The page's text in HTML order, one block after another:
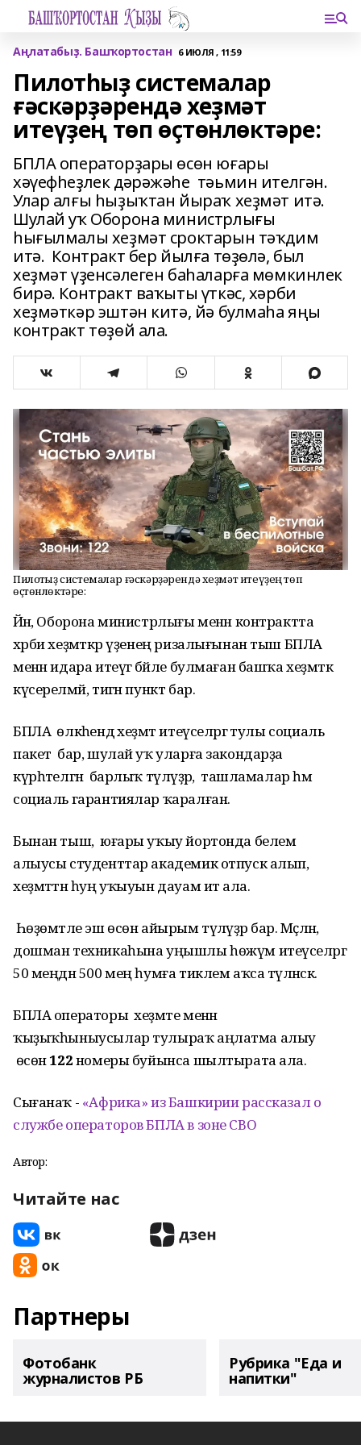
Аңлатабыҙ. Башҡортостан 6 ИЮЛЯ , 11:59
Пилотһыҙ системалар
ғәскәрҙәрендә хеҙмәт
итеүҙең төп өҫтөнлөктәре:
БПЛА операторҙары өсөн юғары
хәүефһеҙлек дәрәжәһе тәьмин ителгән.
Улар алғы һыҙыҡтан йыраҡ хеҙмәт итә.
Шулай уҡ Оборона министрлығы
һығылмалы хеҙмәт сроктарын тәҡдим
итә. Контракт бер йылға төҙөлә, был
хеҙмәт үҙенсәлеген баһаларға мөмкинлек
бирә. Контракт ваҡыты үткәс, хәрби
хеҙмәткәр эштән китә, йә булмаһа яңы
контракт төҙөй ала.
Пилотһыҙ системалар ғәскәрҙәрендә хеҙмәт итеүҙең төп
өҫтөнлөктәре:
Йәнә, Оборона министрлығы менән контрактта
хәрби хеҙмәткәр үҙенең ризалығынан тыш БПЛА
менән идара итеүгә бәйле булмаған башҡа хеҙмәткә
күсерелмәй, тигән пункт бар.
БПЛА өлкәһендә хеҙмәт итеүселәргә тулы социаль
пакет бар, шулай уҡ уларға закондарҙа
күрһәтелгән барлыҡ түләүҙәр, ташламалар һәм
социаль гарантиялар ҡаралған.
Бынан тыш, юғары уҡыу йортонда белем
алыусы студенттар академик отпуск алып,
хеҙмәттән һуң уҡыуын дауам итә ала.
Һөҙөмтәле эш өсөн айырым түләүҙәр бар. Мәҫәлән,
дошман техникаһына уңышлы һөжүм итеүселәргә
50 меңдән 500 мең һумға тиклем аҡса түләнәсәк.
БПЛА операторы хеҙмәте менән
ҡыҙыҡһыныусылар тулыраҡ аңлатма алыу
өсөн122номеры буйынса шылтырата ала.
Сығанаҡ - «Африка» из Башкирии рассказал о
службе операторов БПЛА в зоне СВО
Автор:
Читайте нас
Партнеры
Фотобанк
журналистов РБ
Рубрика "Еда и
напитки"